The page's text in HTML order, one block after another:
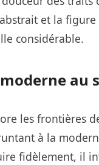
et la
considérable.
au
les frontières
à la
fidèlement, il